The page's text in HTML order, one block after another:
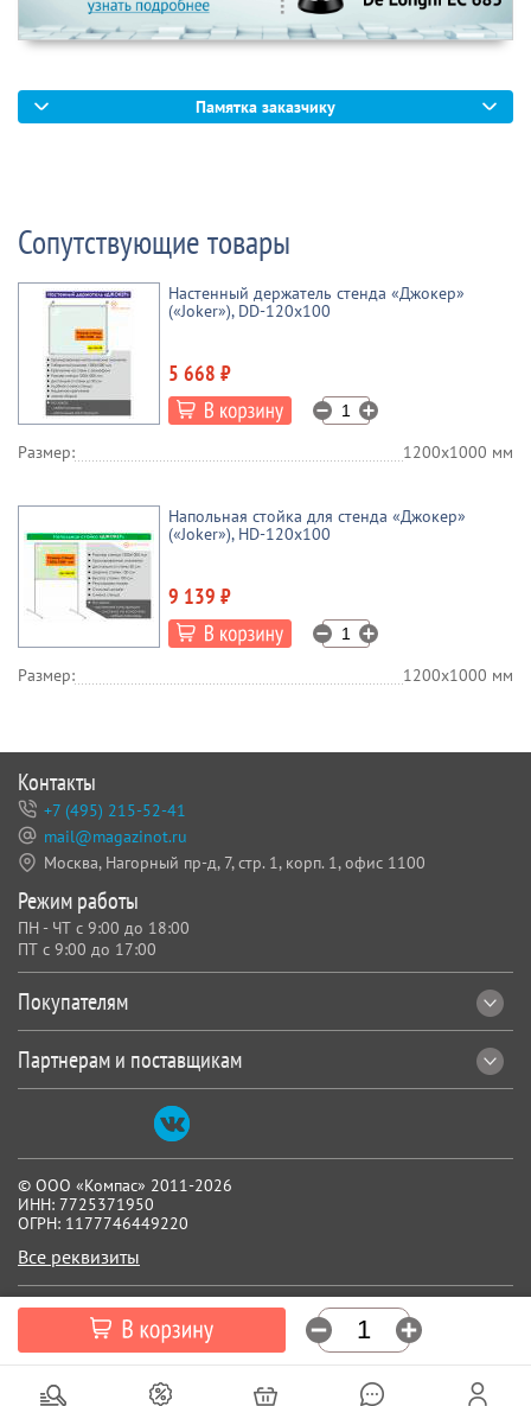
Памятка заказчику
Сопутствующие товары
Настенный держатель стенда «Джокер»
(«Joker»), DD-120x100
5 668 ₽
Размер: 1200х1000 мм
Напольная стойка для стенда «Джокер»
(«Joker»), HD-120x100
9 139 ₽
Размер: 1200х1000 мм
© ООО «Компас» 2011-2026
ИНН: 7725371950
ОГРН: 1177746449220
Все реквизиты
Покупателям
Партнерам и поставщикам
Контакты
+7 (495) 215-52-41
mail@magazinot.ru
Москва, Нагорный пр-д, 7, стр. 1, корп. 1, офис 1100
Режим работы
ПН - ЧТ с 9:00 до 18:00
ПТ с 9:00 до 17:00